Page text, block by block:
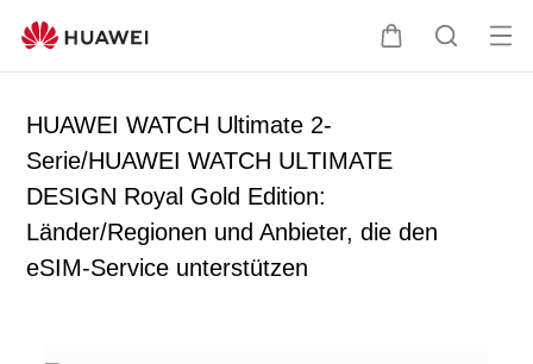
W
n
o
S
Me
HUAWEI WATCH Ultimate 2-
Serie/HUAWEI WATCH ULTIMATE
DESIGN Royal Gold Edition:
Länder/Regionen und Anbieter, die den
eSIM-Service unterstützen